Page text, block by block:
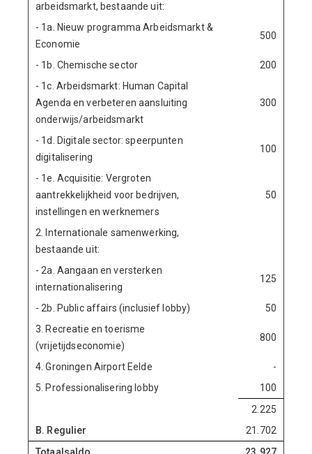
arbeidsmarkt, bestaande uit:
- 1a. Nieuw programma Arbeidsmarkt &
Economie
500
- 1b. Chemische sector
200
- 1c. Arbeidsmarkt: Human Capital
Agenda en verbeteren aansluiting
onderwijs/arbeidsmarkt
300
- 1d. Digitale sector: speerpunten
digitalisering
100
- 1e. Acquisitie: Vergroten
aantrekkelijkheid voor bedrijven,
instellingen en werknemers
50
2. Internationale samenwerking,
bestaande uit:
- 2a. Aangaan en versterken
internationalisering
125
- 2b. Public affairs (inclusief lobby)
50
3. Recreatie en toerisme
(vrijetijdseconomie)
800
4. Groningen Airport Eelde
-
5. Professionalisering lobby
100
2.225
B. Regulier
21.702